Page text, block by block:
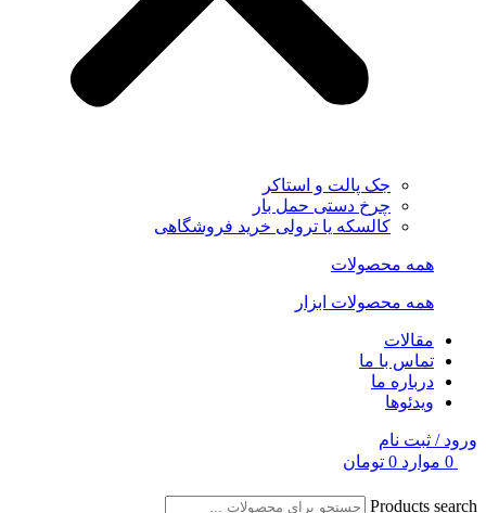
جک پالت و استاکر
چرخ دستی حمل بار
کالسکه یا ترولی خرید فروشگاهی
همه محصولات
همه محصولات ابزار
مقالات
تماس با ما
درباره ما
ویدئوها
ورود / ثبت نام
0 موارد 0 تومان
Products search